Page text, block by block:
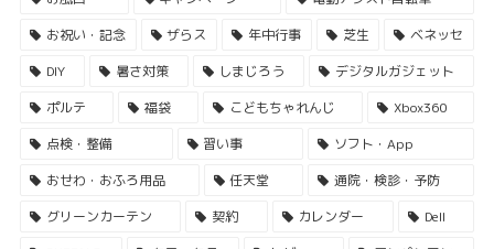
お祝い・記念
ザらス 年中行事 芝生
ベネッセ
DIY
暑さ対策 しまじろう
デジタルガジェット
ポルテ
福袋 こどもちゃれんじ
Xbox360
点検・整備
習い事
ソフト・App
おせわ・おふろ用品
任天堂
通院・検診・予防
グリーンカーテン
契約 カレンダー
Dell